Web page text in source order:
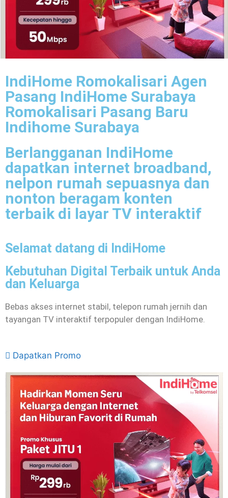
IndiHome Romokalisari Agen
Pasang IndiHome Surabaya
Romokalisari Pasang Baru
Indihome Surabaya
Berlangganan IndiHome
dapatkan internet broadband,
nelpon rumah sepuasnya dan
nonton beragam konten
terbaik di layar TV interaktif
Selamat datang di IndiHome
Kebutuhan Digital Terbaik untuk Anda
dan Keluarga
Bebas akses internet stabil, telepon rumah jernih dan
tayangan TV interaktif terpopuler dengan IndiHome.
Dapatkan Promo